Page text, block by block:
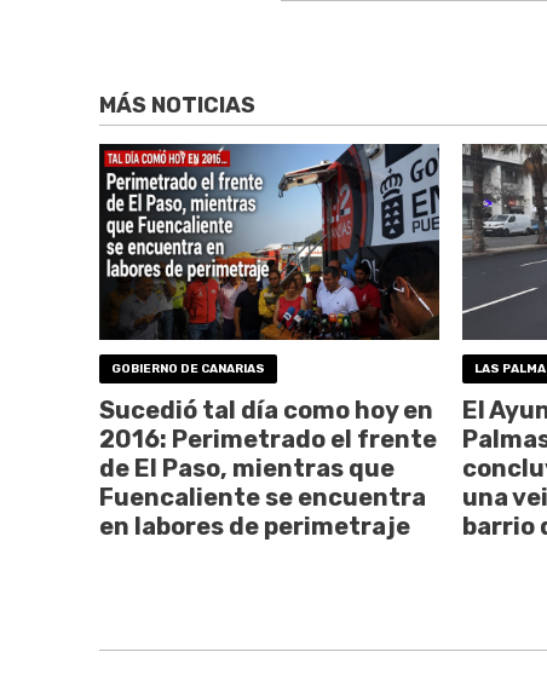
MÁS NOTICIAS
GOBIERNO DE CANARIAS
Sucedió tal día como hoy en
2016: Perimetrado el frente
de El Paso, mientras que
Fuencaliente se encuentra
en labores de perimetraje
LAS
El
una
barrio